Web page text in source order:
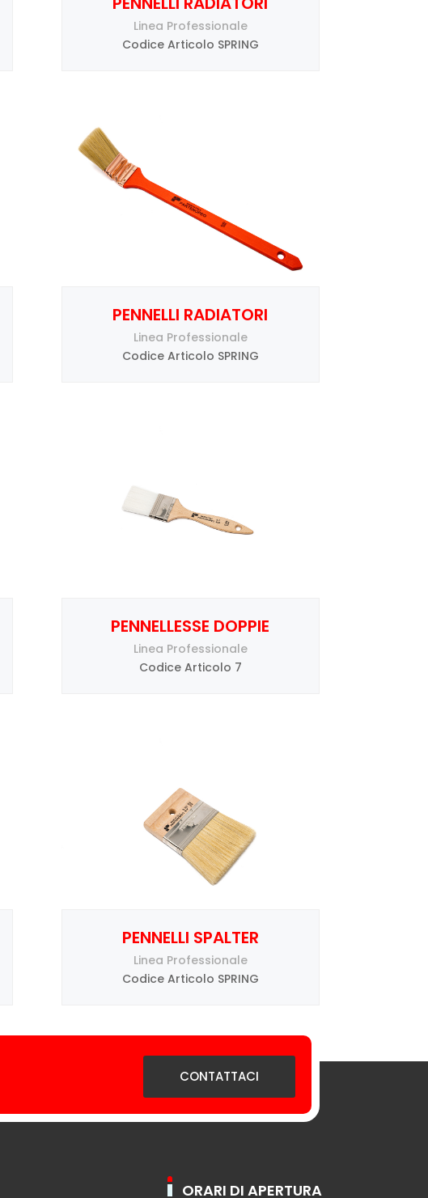
Linea Professionale
Codice Articolo SPRING
PENNELLI RADIATORI
Linea Professionale
Codice Articolo SPRING
PENNELLESSE DOPPIE
Linea Professionale
Codice Articolo 7
PENNELLI SPALTER
Linea Professionale
Codice Articolo SPRING
CONTATTACI
ORARI DI APERTURA